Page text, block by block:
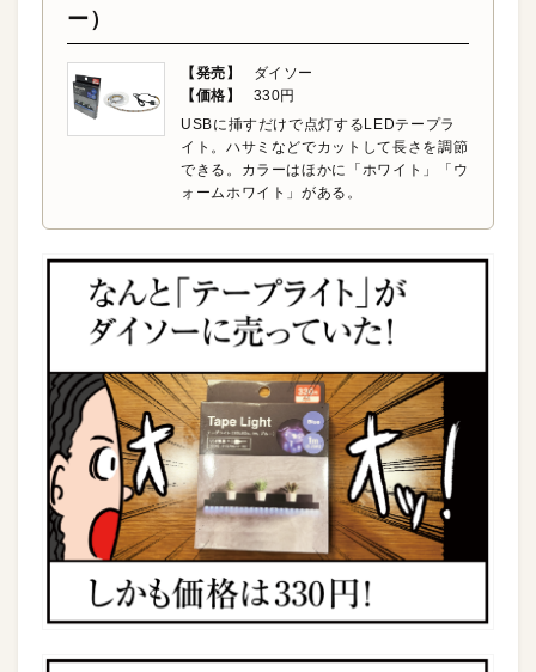
ー）
【発売】
ダイソー
【価格】
330円
USBに挿すだけで点灯するLEDテープラ
イト。ハサミなどでカットして長さを調節
できる。カラーはほかに「ホワイト」「ウ
ォームホワイト」がある。